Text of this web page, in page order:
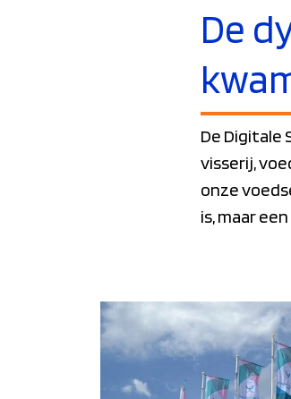
De
De Digitale
visserij,
onze
is, maar